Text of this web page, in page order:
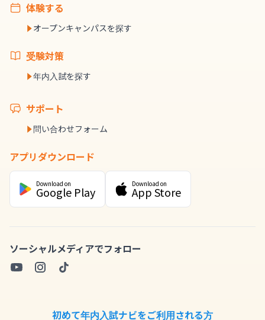
体験する
オープンキャンパスを探す
受験対策
年内入試を探す
サポート
問い合わせフォーム
アプリダウンロード
Download on
Google Play
Download on
App Store
ソーシャルメディアでフォロー
初めて年内入試ナビをご利用される方